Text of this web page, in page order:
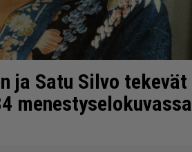
ja Satu Silvo tekevät
menestyselokuvassa